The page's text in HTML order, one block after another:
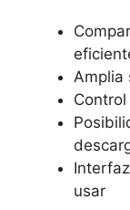
Amplia
usar